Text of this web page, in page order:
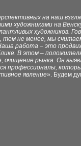
на наш
художниками на
художников.
тем не менее, мы
работа – это
В этом –
рынка. Он
профессионалы,
явление». Будем